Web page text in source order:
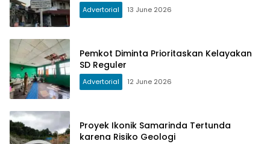
Advertorial 13 June 2026
Pemkot Diminta Prioritaskan Kelayakan
SD Reguler
Advertorial 12 June 2026
Proyek Ikonik Samarinda Tertunda
karena Risiko Geologi